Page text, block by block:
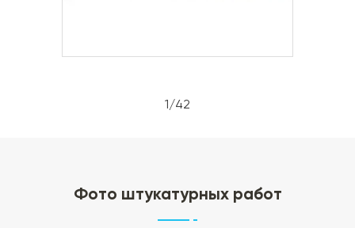
1/42
Фото штукатурных работ